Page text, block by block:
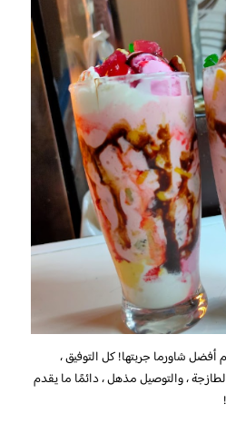
أفضل شاورما جربتها! كل التوفيق ،
، والتوصيل مذهل ، دائمًا ما يقدم